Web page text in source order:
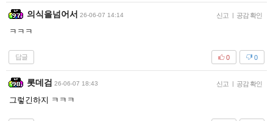
의식을넘어서 26-06-07 14:14 신고 | 공감 확인
ㅋㅋㅋ
답글 0
0
롯데검 26-06-07 18:43 신고 | 공감 확인
그렇긴하지 ㅋㅋㅋ